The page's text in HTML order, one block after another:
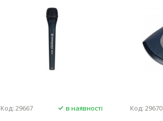
Код: 29667
в наявності
Код: 29670